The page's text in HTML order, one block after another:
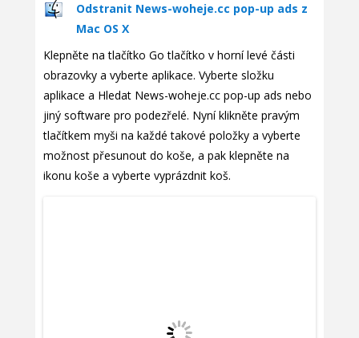
Odstranit News-woheje.cc pop-up ads z
Mac OS X
Klepněte na tlačítko Go tlačítko v horní levé části
obrazovky a vyberte aplikace. Vyberte složku
aplikace a Hledat News-woheje.cc pop-up ads nebo
jiný software pro podezřelé. Nyní klikněte pravým
tlačítkem myši na každé takové položky a vyberte
možnost přesunout do koše, a pak klepněte na
ikonu koše a vyberte vyprázdnit koš.